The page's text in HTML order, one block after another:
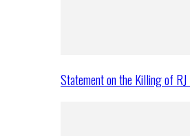
Statement on the Killing of RJ